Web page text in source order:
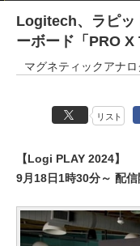
Logitech、ラピッ
ーボード「PRO X
マグネティックアナ
リスト
【Logi PLAY 2024】
9月18日1時30分～ 配信